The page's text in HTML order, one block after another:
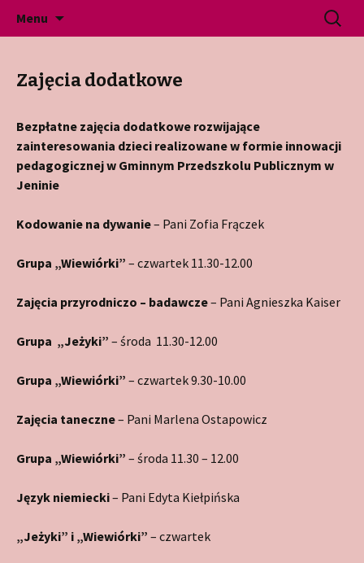
Przedszkole Jenin
Gminne Przedszkole Publiczne w Jeninie
Menu Szukaj:
Zajęcia dodatkowe
Bezpłatne zajęcia dodatkowe rozwijające
zainteresowania dzieci realizowane w formie innowacji
pedagogicznejw Gminnym Przedszkolu Publicznym w
Jeninie
Kodowanie na dywanie– Pani Zofia Frączek
Grupa „Wiewiórki” – czwartek 11.30-12.00
Zajęcia przyrodniczo – badawcze– Pani Agnieszka Kaiser
Grupa „Jeżyki” – środa 11.30-12.00
Grupa „Wiewiórki” – czwartek 9.30-10.00
Zajęcia taneczne– Pani Marlena Ostapowicz
Grupa „Wiewiórki” – środa 11.30 – 12.00
Język niemiecki– Pani Edyta Kiełpińska
„Jeżyki” i „Wiewiórki” – czwartek